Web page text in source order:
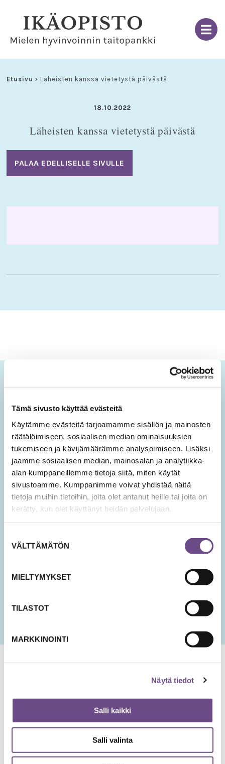
Tämä sivusto käyttää evästeitä
Käytämme evästeitä tarjoamamme sisällön ja mainosten
räätälöimiseen, sosiaalisen median ominaisuuksien
tukemiseen ja kävijämäärämme analysoimiseen. Lisäksi
jaamme sosiaalisen median, mainosalan ja analytiikka-
alan kumppaneillemme tietoja siitä, miten käytät
sivustoamme. Kumppanimme voivat yhdistää näitä
tietoja muihin tietoihin, joita olet antanut heille tai joita on
kerätty, kun olet käyttänyt heidän palvelujaan.
valinta
VÄLTTÄMÄTÖN
MIELTYMYKSET
TILASTOT
MARKKINOINTI
Näytä tiedot
Salli kaikki
Salli valinta
Etusivu › Läheisten kanssa vietetystä päivästä
18.10.2022
Läheisten kanssa vietetystä päivästä
PALAA EDELLISELLE SIVULLE
Ikäopisto-uutiset
Tilaamalla sähköisen uutiskirjeen saat tietoa sivuston
uusista sisällöistä sekä ajankohtaisista mielen
hyvinvoinnin teemoista.
Tilaa Ikäopisto -uutiset
SÄHKÖPOSTIOSOITE *
uutisten lähettämistä varten.
KK
slash
slash
00520 Helsinki